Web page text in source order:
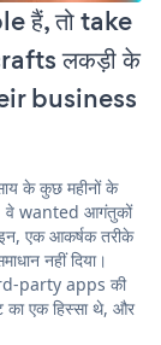
हैं, तो take
लकड़ी के
business
के कुछ महीनों के
वे wanted आगंतुकों
एक आकर्षक तरीके
नहीं दिया।
party apps की
का एक हिस्सा थे, और